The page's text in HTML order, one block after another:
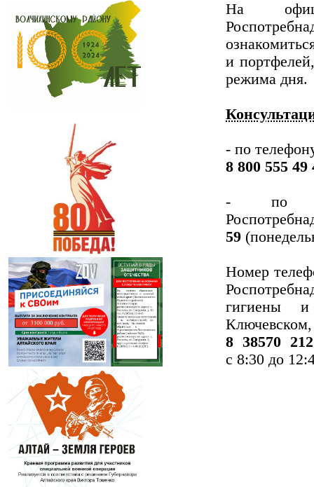
На
и
режима дня.
- по
8 800 555 49
- по
59
Номер
гигиены и
8 38570
с 8:30 до